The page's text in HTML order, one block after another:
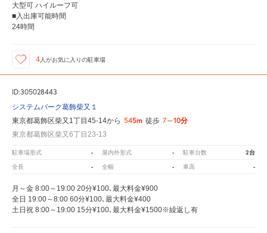
大型可 ハイルーフ可
■入出庫可能時間
24時間
4 人がお気に入りの駐車場
ID:305028443
システムパーク葛飾柴又１
東京都葛飾区柴又1丁目45-14から 545m 徒歩 7～10分
東京都葛飾区柴又6丁目23-13
駐車場形式 - 屋内外形式 - 駐車台数 2台
全長 - 全幅 - 車高 -
月～金 8:00～19:00 20分¥100､最大料金¥900
全日 19:00～8:00 60分¥100､最大料金¥400
土日祝 8:00～19:00 15分¥100､最大料金¥1500※繰返し有